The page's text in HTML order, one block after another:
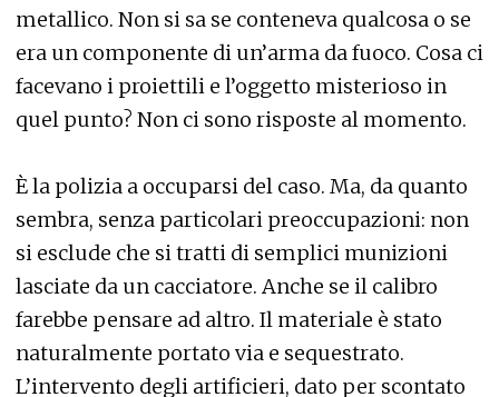
metallico. Non si sa se conteneva qualcosa o se
era un componente di un’arma da fuoco. Cosa ci
facevano i proiettili e l’oggetto misterioso in
quel punto? Non ci sono risposte al momento.
È la polizia a occuparsi del caso. Ma, da quanto
sembra, senza particolari preoccupazioni: non
si esclude che si tratti di semplici munizioni
lasciate da un cacciatore. Anche se il calibro
farebbe pensare ad altro. Il materiale è stato
naturalmente portato via e sequestrato.
L’intervento degli artificieri, dato per scontato